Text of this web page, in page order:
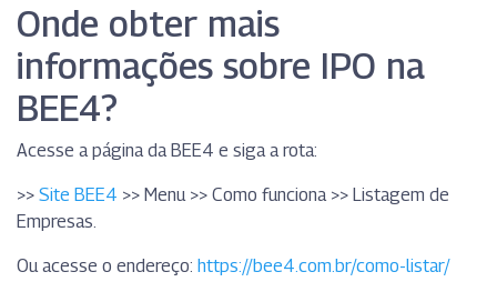
Onde obter mais
informações sobre IPO na
BEE4?
Acesse a página da BEE4 e siga a rota:
>> Site BEE4 >> Menu >> Como funciona >> Listagem de
Empresas.
Ou acesse o endereço: https://bee4.com.br/como-listar/